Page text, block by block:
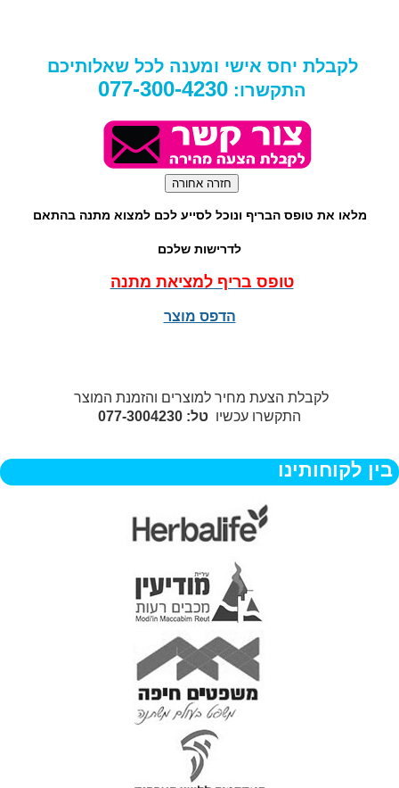
לקבלת יחס אישי ומענה לכל שאלותיכם
התקשרו: 077-300-4230
מלאו את טופס הבריף ונוכל לסייע לכם למצוא מתנה בהתאם
לדרישות שלכם
טופס בריף למציאת מתנה
הדפס מוצר
לקבלת הצעת מחיר למוצרים והזמנת המוצר
התקשרו עכשיו טל: 077-3004230
בין לקוחותינו